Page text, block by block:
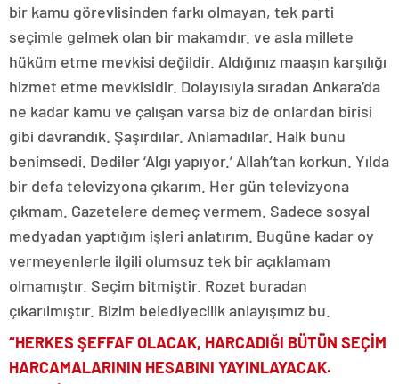
bir kamu görevlisinden farkı olmayan, tek parti
seçimle gelmek olan bir makamdır. ve asla millete
hüküm etme mevkisi değildir. Aldığınız maaşın karşılığı
hizmet etme mevkisidir. Dolayısıyla sıradan Ankara’da
ne kadar kamu ve çalışan varsa biz de onlardan birisi
gibi davrandık. Şaşırdılar. Anlamadılar. Halk bunu
benimsedi. Dediler ‘Algı yapıyor.’ Allah’tan korkun. Yılda
bir defa televizyona çıkarım. Her gün televizyona
çıkmam. Gazetelere demeç vermem. Sadece sosyal
medyadan yaptığım işleri anlatırım. Bugüne kadar oy
vermeyenlerle ilgili olumsuz tek bir açıklamam
olmamıştır. Seçim bitmiştir. Rozet buradan
çıkarılmıştır. Bizim belediyecilik anlayışımız bu.
“HERKES ŞEFFAF OLACAK, HARCADIĞI BÜTÜN SEÇİM
HARCAMALARININ HESABINI YAYINLAYACAK.